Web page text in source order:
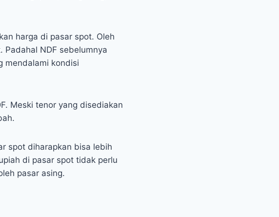
harga di pasar spot. Oleh
Padahal NDF sebelumnya
mendalami kondisi
Meski tenor yang disediakan
spot diharapkan bisa lebih
di pasar spot tidak perlu
pasar asing.